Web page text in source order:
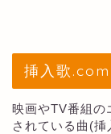
挿入歌
映画やTV番組の
されている曲(挿